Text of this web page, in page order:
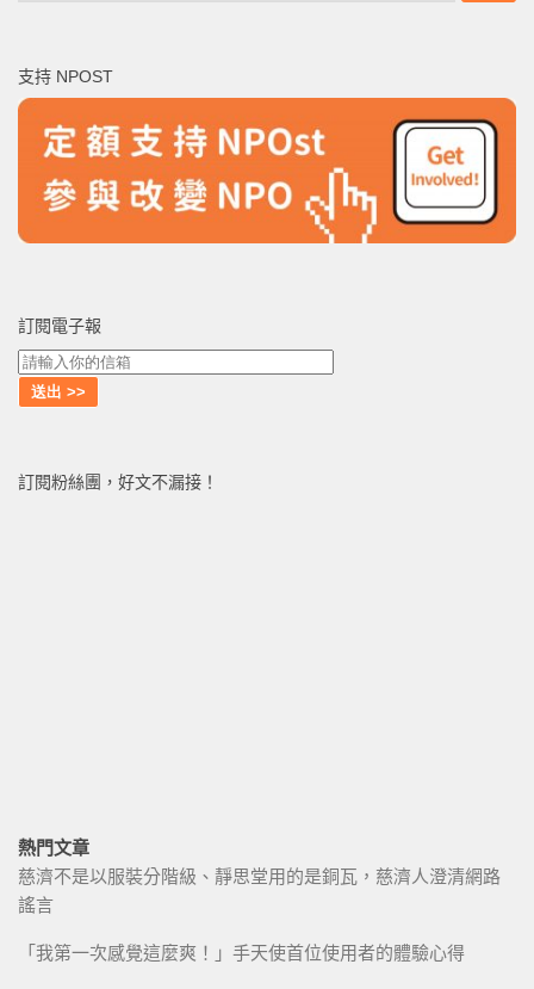
字:
支持 NPOST
訂閱電子報
訂閱粉絲團，好文不漏接！
熱門文章
慈濟不是以服裝分階級、靜思堂用的是銅瓦，慈濟人澄清網路
謠言
「我第一次感覺這麼爽！」手天使首位使用者的體驗心得